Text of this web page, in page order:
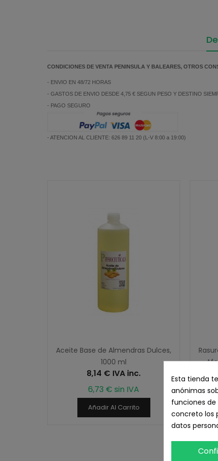
CONDICIONES DE VENTA PENINSULA Y BALEARES, OTROS
- ENVIO EN 48/72 HORAS
- GASTOS DE ENVIO DESDE 4,75 € SEGUN PESO Y DESTINO
- PAGO SEGURO
- ATENCION AL CLIENTE: 626 89 11 20 (L-V 8:00 a 19:00)
Aceite Base de Almendras Dulces,
1000 ml
8,14 € IVA inc.
6,73 € sin IVA
Añadir Al Carrito
Esta tienda
anónimas
funciones
concreto los
datos